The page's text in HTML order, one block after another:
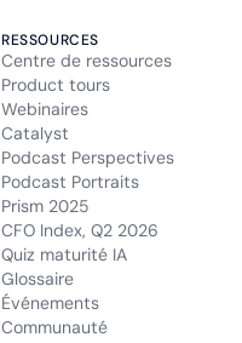
RESSOURCES
Centre de ressources
Product tours
Webinaires
Catalyst
Podcast Perspectives
Podcast Portraits
Prism 2025
CFO Index, Q2 2026
Quiz maturité IA
Glossaire
Événements
Communauté